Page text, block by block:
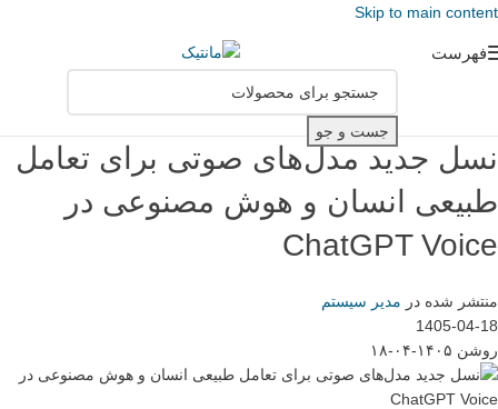
Skip to main content
فهرست
جست و جو
نسل جدید مدل‌های صوتی برای تعامل
طبیعی انسان و هوش مصنوعی در
ChatGPT Voice
منتشر شده در مدیر سیستم
1405-04-18
روشن ۱۴۰۵-۰۴-۱۸